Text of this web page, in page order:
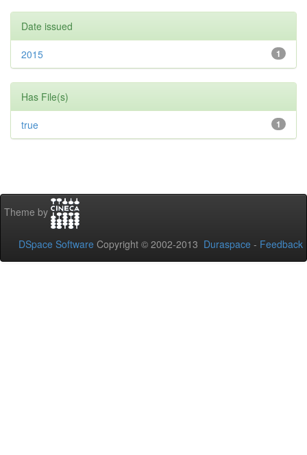
Date issued
1
2015
Has File(s)
1
true
Theme by
DSpace Software Copyright © 2002-2013 Duraspace - Feedback